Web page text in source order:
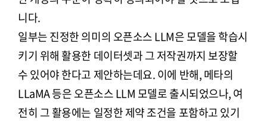
니다.
일부는 진정한 의미의 오픈소스 LLM은 모델을 학습시
키기 위해 활용한 데이터셋과 그 저작권까지 보장할
수 있어야 한다고 제안하는데요. 이에 반해, 메타의
LLaMA 등은 오픈소스 LLM 모델로 출시되었으나, 여
전히 그 활용에는 일정한 제약 조건을 포함하고 있기